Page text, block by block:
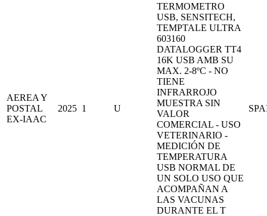
AEREA Y
POSTAL
EX-IAAC
2025 1 U
TERMOMETRO
USB, SENSITECH,
TEMPTALE ULTRA
603160
DATALOGGER TT4
16K USB AMB SU
MAX. 2-8ºC - NO
TIENE
INFRARROJO
MUESTRA SIN
VALOR
COMERCIAL - USO
VETERINARIO -
MEDICIÓN DE
TEMPERATURA
USB NORMAL DE
UN SOLO USO QUE
ACOMPAÑAN A
LAS VACUNAS
DURANTE EL T